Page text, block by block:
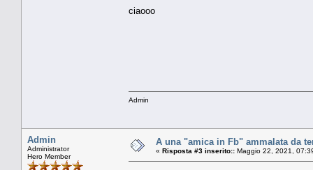
ciaooo
Admin
Admin
Administrator
Hero Member
A una "amica in Fb" ammalata da
« Risposta #3 inserito:: Maggio 22, 2021,